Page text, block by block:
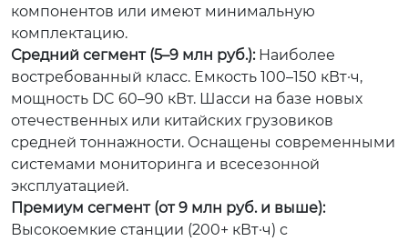
компонентов или имеют минимальную
комплектацию.
Средний сегмент (5–9 млн руб.):Наиболее
востребованный класс. Емкость 100–150 кВт·ч,
мощность DC 60–90 кВт. Шасси на базе новых
отечественных или китайских грузовиков
средней тоннажности. Оснащены современными
системами мониторинга и всесезонной
эксплуатацией.
Премиум сегмент (от 9 млн руб. и выше):
Высокоемкие станции (200+ кВт·ч) с